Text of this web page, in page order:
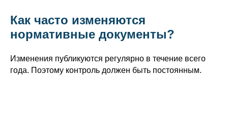
Как часто изменяются
нормативные документы?
Изменения публикуются регулярно в течение всего
года. Поэтому контроль должен быть постоянным.